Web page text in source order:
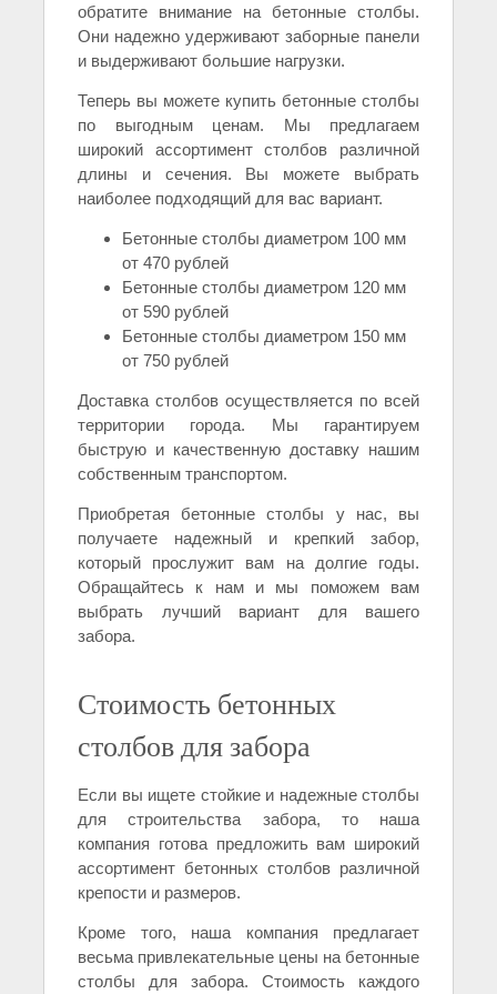
обратите внимание на бетонные столбы.
Они надежно удерживают заборные панели
и выдерживают большие нагрузки.
Теперь вы можете купить бетонные столбы
по выгодным ценам. Мы предлагаем
широкий ассортимент столбов различной
длины и сечения. Вы можете выбрать
наиболее подходящий для вас вариант.
Бетонные столбы диаметром 100 мм
от 470 рублей
Бетонные столбы диаметром 120 мм
от 590 рублей
Бетонные столбы диаметром 150 мм
от 750 рублей
Доставка столбов осуществляется по всей
территории города. Мы гарантируем
быструю и качественную доставку нашим
собственным транспортом.
Приобретая бетонные столбы у нас, вы
получаете надежный и крепкий забор,
который прослужит вам на долгие годы.
Обращайтесь к нам и мы поможем вам
выбрать лучший вариант для вашего
забора.
Стоимость бетонных
столбов для забора
Если вы ищете стойкие и надежные столбы
для строительства забора, то наша
компания готова предложить вам широкий
ассортимент бетонных столбов различной
крепости и размеров.
Кроме того, наша компания предлагает
весьма привлекательные цены на бетонные
столбы для забора. Стоимость каждого